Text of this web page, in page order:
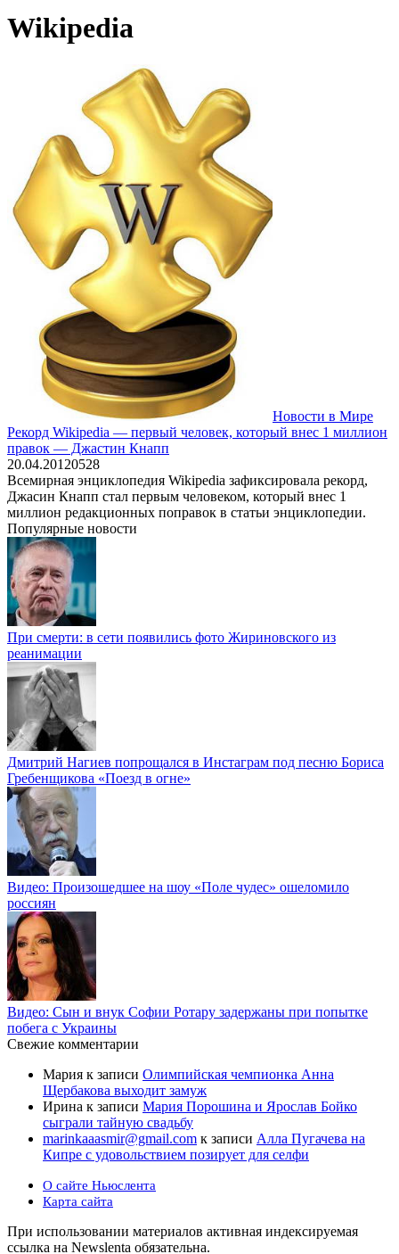
Wikipedia
Новости в Мире
Рекорд Wikipedia — первый человек, который внес 1 миллион
правок — Джастин Кнапп
20.04.20120528
Всемирная энциклопедия Wikipedia зафиксировала рекорд,
Джасин Кнапп стал первым человеком, который внес 1
миллион редакционных поправок в статьи энциклопедии.
Популярные новости
При смерти: в сети появились фото Жириновского из
реанимации
Дмитрий Нагиев попрощался в Инстаграм под песню Бориса
Гребенщикова «Поезд в огне»
Видео: Произошедшее на шоу «Поле чудес» ошеломило
россиян
Видео: Сын и внук Софии Ротару задержаны при попытке
побега с Украины
Свежие комментарии
Мария к записи Олимпийская чемпионка Анна
Щербакова выходит замуж
Ирина к записи Мария Порошина и Ярослав Бойко
сыграли тайную свадьбу
marinkaaasmir@gmail.com к записи Алла Пугачева на
Кипре с удовольствием позирует для селфи
О сайте Ньюслента
Карта сайта
При использовании материалов активная индексируемая
ссылка на Newslenta обязательна.